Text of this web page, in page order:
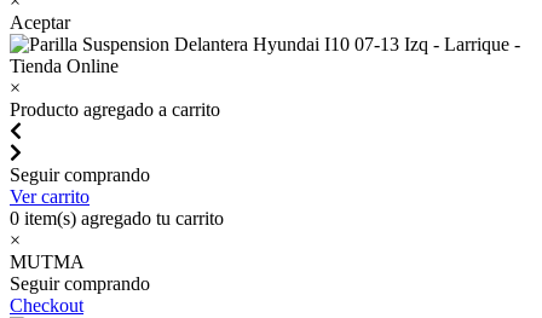
Aceptar
×
Producto agregado a carrito
Seguir comprando
Ver carrito
0 item(s) agregado tu carrito
×
MUTMA
Seguir comprando
Checkout